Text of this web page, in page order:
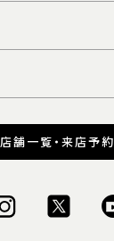
店舗一覧・来店予約